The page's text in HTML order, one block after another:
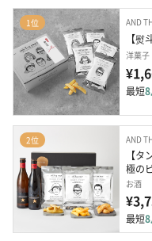
1位 AND
【
洋菓子
最短
2位 AND
【
極の
お酒
最短